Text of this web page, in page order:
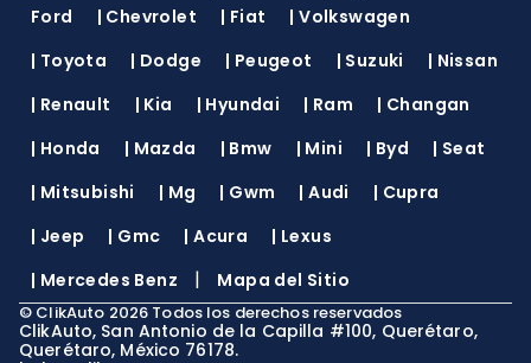
Ford
| Chevrolet | Fiat |Volkswagen
| Toyota | Dodge | Peugeot | Suzuki | Nissan
| Renault | Kia | Hyundai | Ram | Changan
| Honda | Mazda | Bmw | Mini | Byd | Seat
| Mitsubishi | Mg | Gwm |Audi | Cupra
| Jeep | Gmc |Acura | Lexus
| Mercedes Benz | Mapa del Sitio
© ClikAuto 2026 Todos los derechos reservados
ClikAuto, San Antonio de la Capilla #100, Querétaro,
Querétaro, México 76178.